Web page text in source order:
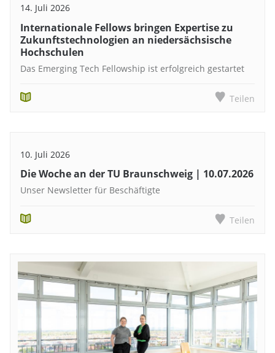
14. Juli 2026
Internationale Fellows bringen Expertise zu
Zukunftstechnologien an niedersächsische
Hochschulen
Das Emerging Tech Fellowship ist erfolgreich gestartet
Teilen
10. Juli 2026
Die Woche an der TU Braunschweig | 10.07.2026
Unser Newsletter für Beschäftigte
Teilen